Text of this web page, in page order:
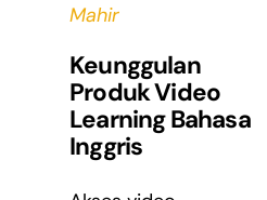
Mahir
Keunggulan
Produk Video
Learning Bahasa
Inggris